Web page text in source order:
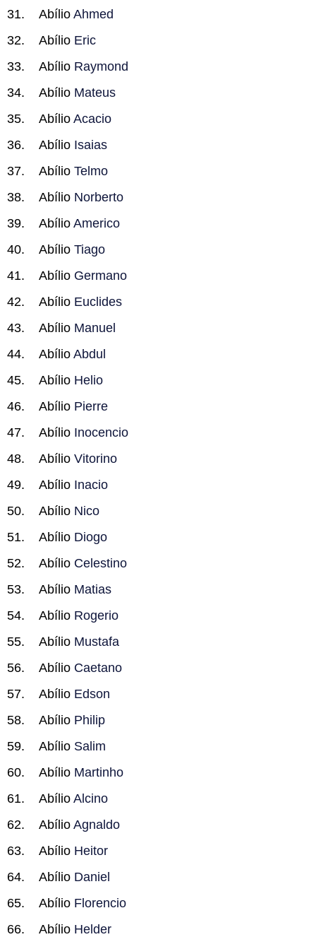
Abílio Ahmed
Abílio Eric
Abílio Raymond
Abílio Mateus
Abílio Acacio
Abílio Isaias
Abílio Telmo
Abílio Norberto
Abílio Americo
Abílio Tiago
Abílio Germano
Abílio Euclides
Abílio Manuel
Abílio Abdul
Abílio Helio
Abílio Pierre
Abílio Inocencio
Abílio Vitorino
Abílio Inacio
Abílio Nico
Abílio Diogo
Abílio Celestino
Abílio Matias
Abílio Rogerio
Abílio Mustafa
Abílio Caetano
Abílio Edson
Abílio Philip
Abílio Salim
Abílio Martinho
Abílio Alcino
Abílio Agnaldo
Abílio Heitor
Abílio Daniel
Abílio Florencio
Abílio Helder